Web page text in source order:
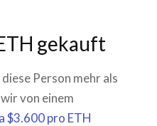
gekauft
Person mehr als
von einem
$3.600 pro ETH